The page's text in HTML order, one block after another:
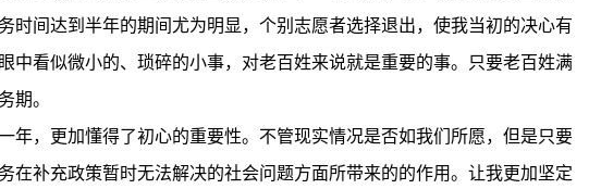
间达到半年的期间尤为明显，个别志愿者选择退出，使我当初的决心有
看似微小的、琐碎的小事，对老百姓来说就是重要的事。只要老百姓满
期。
，更加懂得了初心的重要性。不管现实情况是否如我们所愿，但是只要
补充政策暂时无法解决的社会问题方面所带来的的作用。让我更加坚定